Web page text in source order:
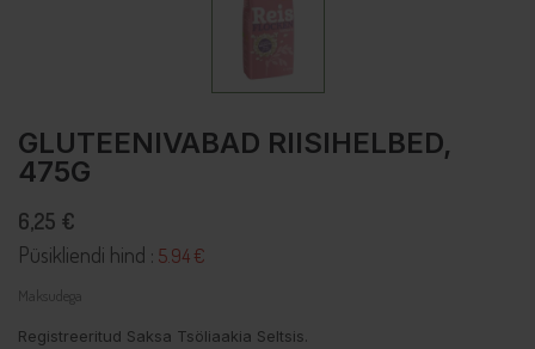
GLUTEENIVABAD RIISIHELBED,
475G
6,25 €
Püsikliendi hind : 5.94 €
Maksudega
Registreeritud Saksa Tsöliaakia Seltsis.